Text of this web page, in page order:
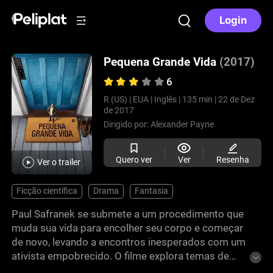
Login
Ver o trailer
Pequena Grande Vida (2017)
6
R (US) | EUA | Inglês | 135 min | 22 de Dez
de 2017
Dirigido por:Alexander Payne
Quero ver Ver Resenha
Ficção científica Drama Fantasia
Paul Safranek se submete a um procedimento que
muda sua vida para encolher seu corpo e começar
de novo, levando a encontros inesperados com um
ativista empobrecido. O filme explora temas de